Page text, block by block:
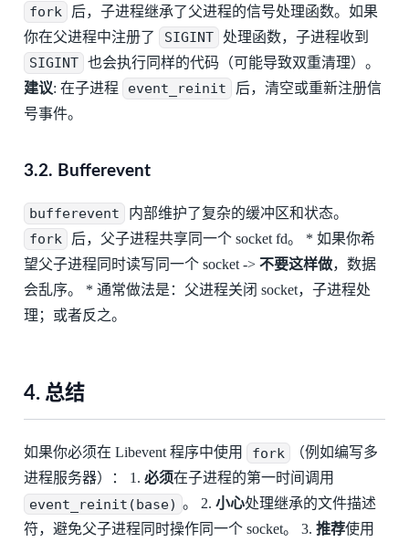
fork
后，子进程继承了父进程的信号处理函数。如果
你在父进程中注册了
SIGINT 处理函数，子进程收到
SIGINT 也会执行同样的代码（可能导致双重清理）。
建议: 在子进程 event_reinit
后，清空或重新注册信
号事件。
3.2. Bufferevent
bufferevent 内部维护了复杂的缓冲区和状态。
fork
后，父子进程共享同一个 socket fd。 * 如果你希
望父子进程同时读写同一个 socket -> 不要这样做，数据
会乱序。 * 通常做法是：父进程关闭 socket，子进程处
理；或者反之。
4. 总结
如果你必须在 Libevent 程序中使用 fork
（例如编写多
进程服务器）： 1. 必须在子进程的第一时间调用
event_reinit(base) 。 2.小心处理继承的文件描述
符，避免父子进程同时操作同一个 socket。 3. 推荐使用